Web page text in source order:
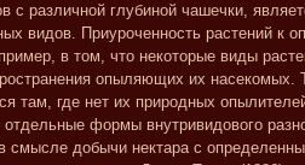
с различной глубиной чашечки,
видов. Приуроченность растений к
в том, что некоторые виды
опыляющих их насекомых.
там, где нет их природных
формы внутривидового
смысле добычи нектара с